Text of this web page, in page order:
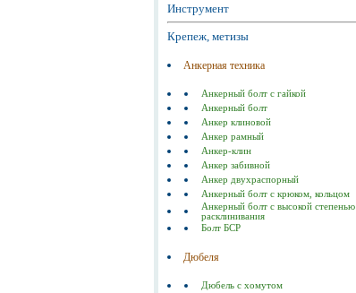
Инструмент
Крепеж, метизы
Анкерная техника
Анкерный болт с гайкой
Анкерный болт
Анкер клиновой
Анкер рамный
Анкер-клин
Анкер забивной
Анкер двухраспорный
Анкерный болт с крюком, кольцом
Анкерный болт с высокой степенью
расклинивания
Болт БСР
Дюбеля
Дюбель с хомутом